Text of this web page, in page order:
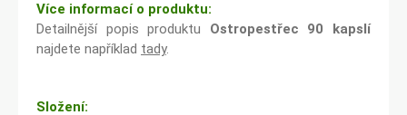
Více informací o produktu:
Detailnější popis produktu Ostropestřec 90 kapslí
najdete například tady.
Složení: